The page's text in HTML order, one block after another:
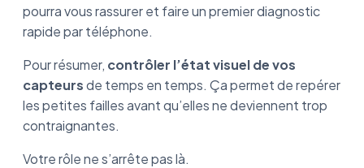
pourra vous rassurer et faire un premier diagnostic
rapide par téléphone.
Pour résumer, contrôler l’état visuel de vos
capteursde temps en temps. Ça permet de repérer
les petites failles avant qu’elles ne deviennent trop
contraignantes.
Votre rôle ne s’arrête pas là.